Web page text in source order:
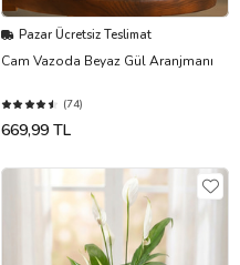
Pazar Ücretsiz Teslimat
Cam Vazoda Beyaz Gül Aranjmanı
(74)
669,99 TL